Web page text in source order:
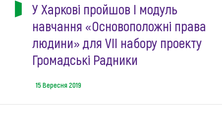
PRAVOKATOR.Одеса
Заходи
Майбутні
Новини
Події
Статті
Напрацювання та продукти
У Харкові пройшов І модуль
навчання «Основоположні права
людини» для VII набору проекту
Громадські Радники
15 Вересня 2019